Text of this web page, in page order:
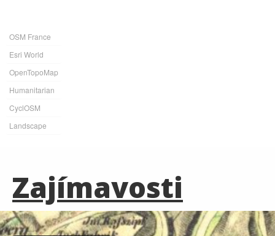
OSM France
Esri World
OpenTopoMap
Humanitarian
CyclOSM
Landscape
Zajímavosti